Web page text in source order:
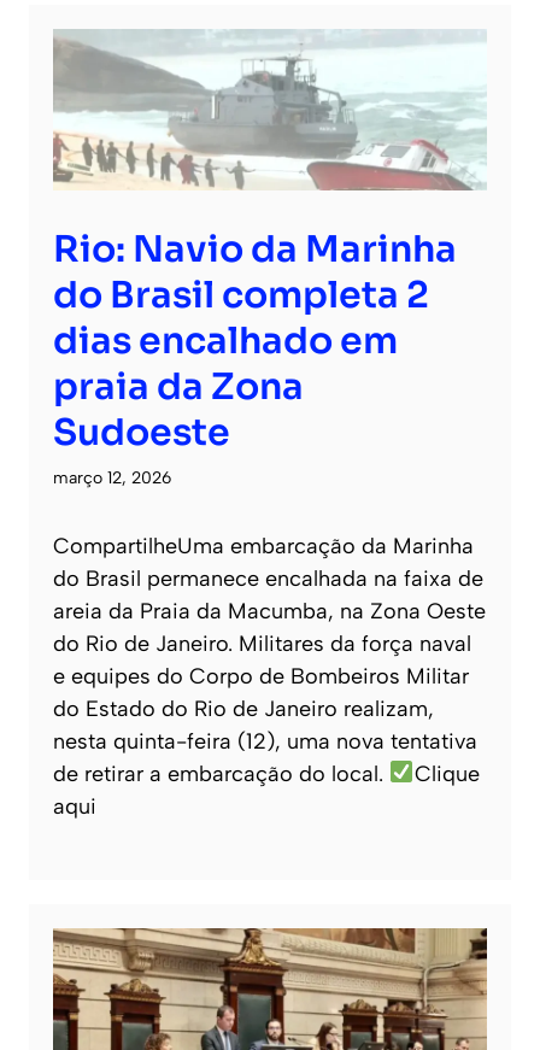
Rio: Navio da Marinha
do Brasil completa 2
dias encalhado em
praia da Zona
Sudoeste
março 12, 2026
CompartilheUma embarcação da Marinha
do Brasil permanece encalhada na faixa de
areia da Praia da Macumba, na Zona Oeste
do Rio de Janeiro. Militares da força naval
e equipes do Corpo de Bombeiros Militar
do Estado do Rio de Janeiro realizam,
nesta quinta-feira (12), uma nova tentativa
de retirar a embarcação do local.
Clique
aqui